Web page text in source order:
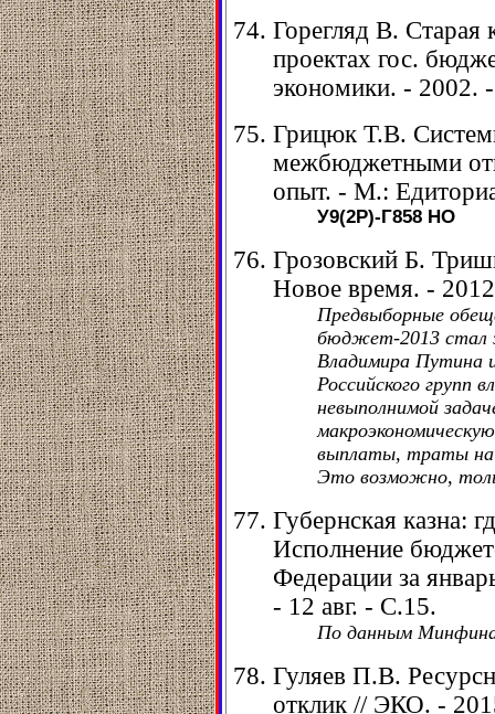
Горегляд В. Старая
проектах гос.
экономики. - 2002.
Грицюк Т.В.
межбюджетными
опыт. - М.:
У9(2Р)-Г858 НО
Грозовский Б.
Новое время. -
Предвыборные
бюджет-2013 стал
Владимира Путина
Российского групп
невыполнимой
выплаты, траты на
Это возможно,
Губернская казна:
Исполнение
Федерации за
- 12 авг. - С.15.
По данным
Гуляев П.В.
отклик // ЭКО. -